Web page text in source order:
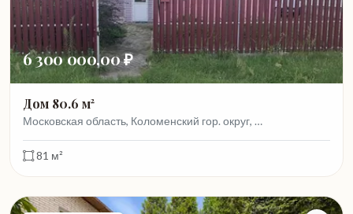
6 300 000,00 ₽
Дом 80.6 м²
Московская область, Коломенский гор. округ, …
81 м²